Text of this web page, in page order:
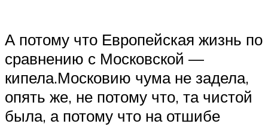
А потому что Европейская жизнь по
сравнению с Московской —
кипела.Московию чума не задела,
опять же, не потому что, та чистой
была, а потому что на отшибе